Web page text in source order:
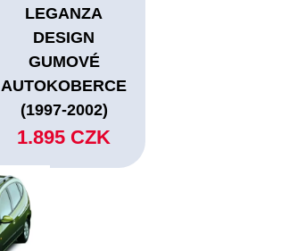
LEGANZA
DESIGN
GUMOVÉ
AUTOKOBERCE
(1997-2002)
1.895 CZK